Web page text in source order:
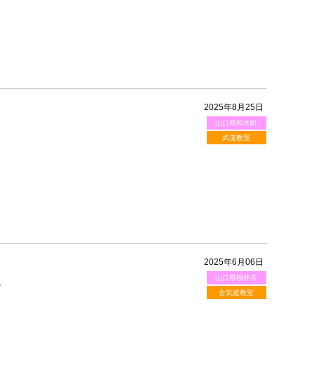
2025年8月25日
山口県和木町
武道教室
2025年6月06日
山口県柳井市
合気道教室